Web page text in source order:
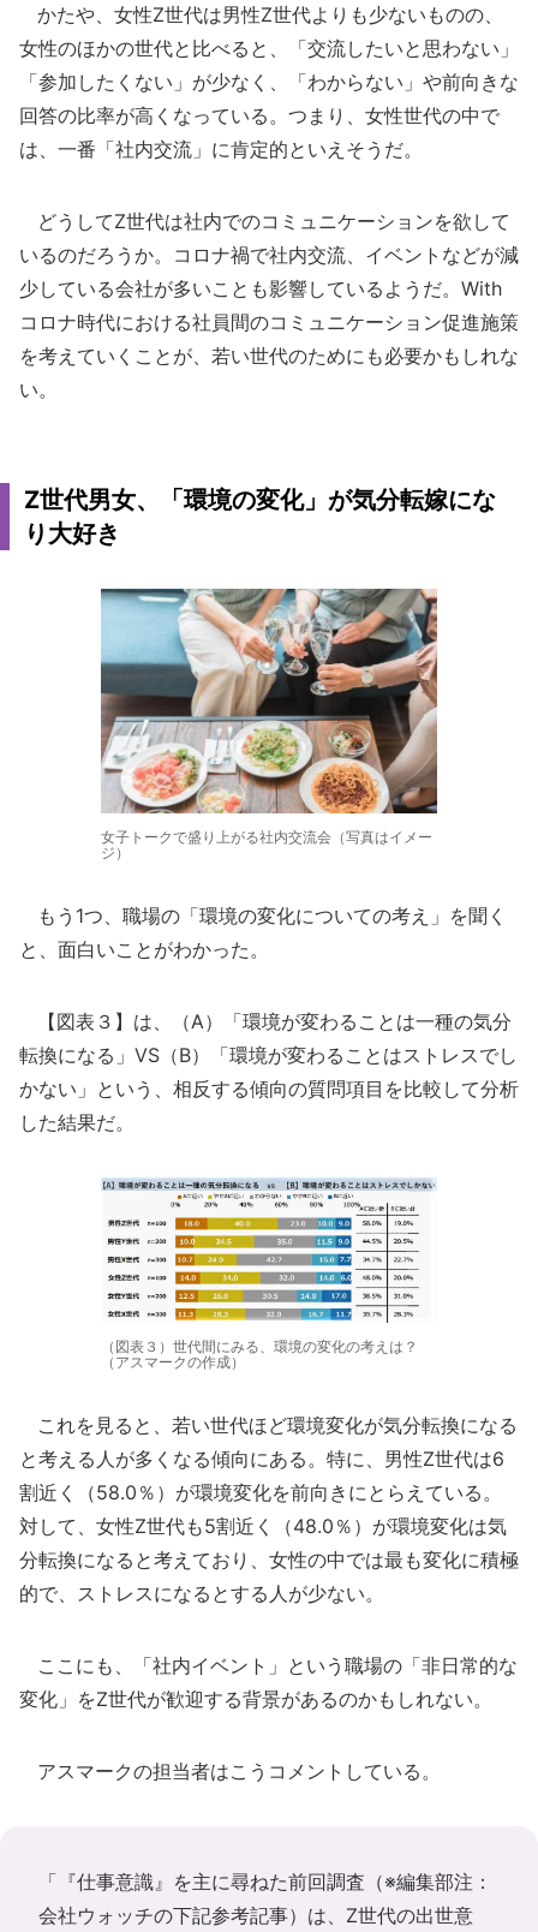
かたや、女性Z世代は男性Z世代よりも少ないものの、
女性のほかの世代と比べると、「交流したいと思わない」
「参加したくない」が少なく、「わからない」や前向きな
回答の比率が高くなっている。つまり、女性世代の中で
は、一番「社内交流」に肯定的といえそうだ。
どうしてZ世代は社内でのコミュニケーションを欲して
いるのだろうか。コロナ禍で社内交流、イベントなどが減
少している会社が多いことも影響しているようだ。With
コロナ時代における社員間のコミュニケーション促進施策
を考えていくことが、若い世代のためにも必要かもしれな
い。
Z世代男女、「環境の変化」が気分転嫁にな
り大好き
女子トークで盛り上がる社内交流会（写真はイメー
ジ）
もう1つ、職場の「環境の変化についての考え」を聞く
と、面白いことがわかった。
【図表３】は、（A）「環境が変わることは一種の気分
転換になる」VS（B）「環境が変わることはストレスでし
かない」という、相反する傾向の質問項目を比較して分析
した結果だ。
（図表３）世代間にみる、環境の変化の考えは？
（アスマークの作成）
これを見ると、若い世代ほど環境変化が気分転換になる
と考える人が多くなる傾向にある。特に、男性Z世代は6
割近く（58.0％）が環境変化を前向きにとらえている。
対して、女性Z世代も5割近く（48.0％）が環境変化は気
分転換になると考えており、女性の中では最も変化に積極
的で、ストレスになるとする人が少ない。
ここにも、「社内イベント」という職場の「非日常的な
変化」をZ世代が歓迎する背景があるのかもしれない。
アスマークの担当者はこうコメントしている。
「『仕事意識』を主に尋ねた前回調査（※編集部注：
会社ウォッチの下記参考記事）は、Z世代の出世意